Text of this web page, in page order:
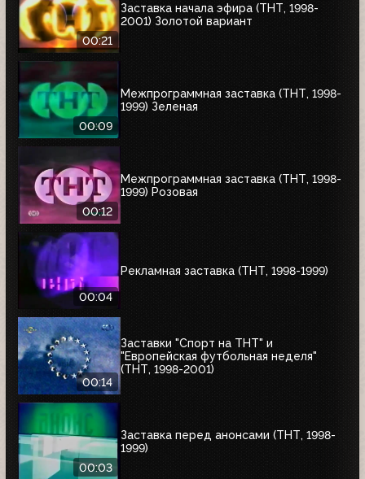
00:21
Заставка начала эфира (ТНТ, 1998-
2001) Золотой вариант
00:09
Межпрограммная заставка (ТНТ, 1998-
1999) Зеленая
00:12
Межпрограммная заставка (ТНТ, 1998-
1999) Розовая
00:04
Рекламная заставка (ТНТ, 1998-1999)
00:14
Заставки "Спорт на ТНТ" и
"Европейская футбольная неделя"
(ТНТ, 1998-2001)
00:03
Заставка перед анонсами (ТНТ, 1998-
1999)